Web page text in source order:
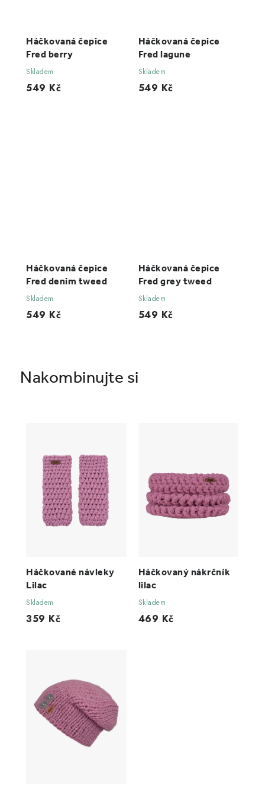
Háčkované návleky
Lilac
Skladem
359 Kč
Háčkovaný nákrčník
lilac
Skladem
469 Kč
Háčkovaná čepice
Fred berry
Skladem
549 Kč
Háčkovaná čepice
Fred lagune
Skladem
549 Kč
Háčkovaná čepice
Fred denim tweed
Skladem
549 Kč
Háčkovaná čepice
Fred grey tweed
Skladem
549 Kč